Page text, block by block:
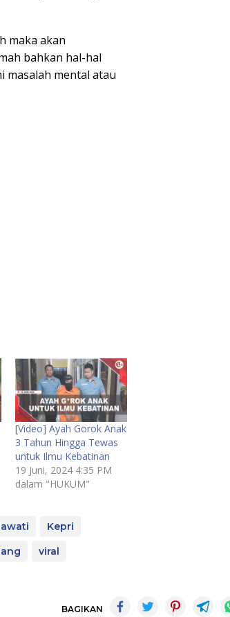
maka akan
bahkan hal-hal
masalah mental atau
[Video] Ayah Gorok Anak
3 Tahun Hingga Tewas
untuk Ilmu Kebatinan
19 Juni, 2024 4:35 PM
dalam "HUKUM"
Kepri
viral
BAGIKAN